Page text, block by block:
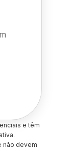
e têm
não devem